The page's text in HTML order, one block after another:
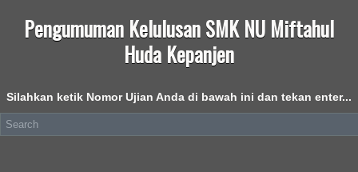
Pengumuman Kelulusan SMK NU Miftahul
Huda Kepanjen
Silahkan ketik Nomor Ujian Anda di bawah ini dan tekan enter...